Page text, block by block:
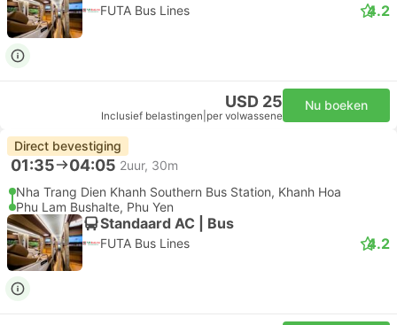
FUTA Bus Lines 4.2
USD 25
Inclusief belastingen per volwassene
Nu boeken
Direct bevestiging
01:35 04:05 2uur, 30m
Nha Trang Dien Khanh Southern Bus Station, Khanh Hoa
Phu Lam Bushalte, Phu Yen
Standaard AC | Bus
FUTA Bus Lines 4.2